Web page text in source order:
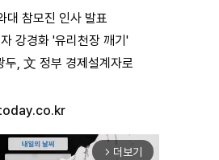
대 참모진 인사 발표
강경화 '유리천장 깨기'
두, 文 정부 경제설계자로
arrow_forward_ios 더보기